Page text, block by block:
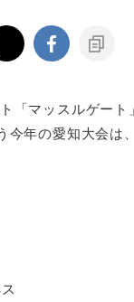
「マッスルゲート
今年の愛知大会は